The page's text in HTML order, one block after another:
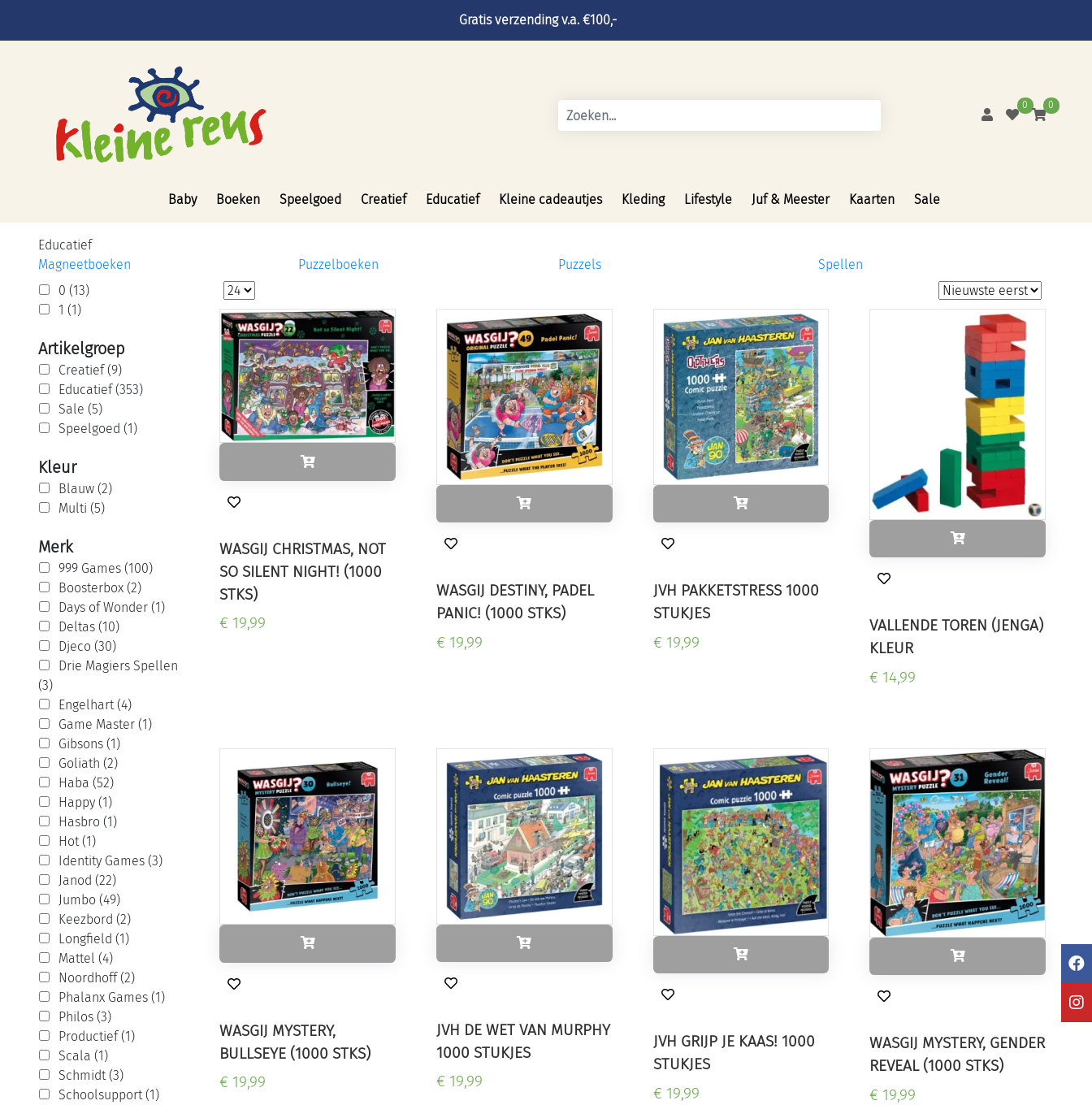
Gratis verzending v.a. €100,-
0 0
Baby Boeken Speelgoed Creatief Educatief Kleine cadeautjes Kleding Lifestyle Juf & Meester Kaarten Sale
Educatief
Magneetboeken
Puzzelboeken Puzzels
Spellen
0 (13)
1 (1)
Artikelgroep
Creatief (9)
Educatief (353)
Sale (5)
Speelgoed (1)
Kleur
Blauw (2)
Multi (5)
Merk
999 Games (100)
Boosterbox (2)
Days of Wonder (1)
Deltas (10)
Djeco (30)
Drie Magiers Spellen
(3)
Engelhart (4)
Game Master (1)
Gibsons (1)
Goliath (2)
Haba (52)
Happy (1)
Hasbro (1)
Hot (1)
Identity Games (3)
Janod (22)
Jumbo (49)
Keezbord (2)
Longfield (1)
Mattel (4)
Noordhoff (2)
Phalanx Games (1)
Philos (3)
Productief (1)
Scala (1)
Schmidt (3)
Schoolsupport (1)
WASGIJ CHRISTMAS, NOT
SO SILENT NIGHT! (1000
STKS)
€ 19,99
WASGIJ DESTINY, PADEL
PANIC! (1000 STKS)
€ 19,99
JVH PAKKETSTRESS 1000
STUKJES
€ 19,99
VALLENDE TOREN (JENGA)
KLEUR
€ 14,99
WASGIJ MYSTERY,
BULLSEYE (1000 STKS)
€ 19,99
JVH DE WET VAN MURPHY
1000 STUKJES
€ 19,99
JVH GRIJP JE KAAS! 1000
STUKJES
€ 19,99
WASGIJ MYSTERY, GENDER
REVEAL (1000 STKS)
€ 19,99